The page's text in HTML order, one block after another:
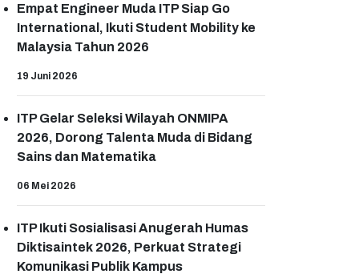
Empat Engineer Muda ITP Siap Go
International, Ikuti Student Mobility ke
Malaysia Tahun 2026
19 Juni 2026
ITP Gelar Seleksi Wilayah ONMIPA
2026, Dorong Talenta Muda di Bidang
Sains dan Matematika
06 Mei 2026
ITP Ikuti Sosialisasi Anugerah Humas
Diktisaintek 2026, Perkuat Strategi
Komunikasi Publik Kampus